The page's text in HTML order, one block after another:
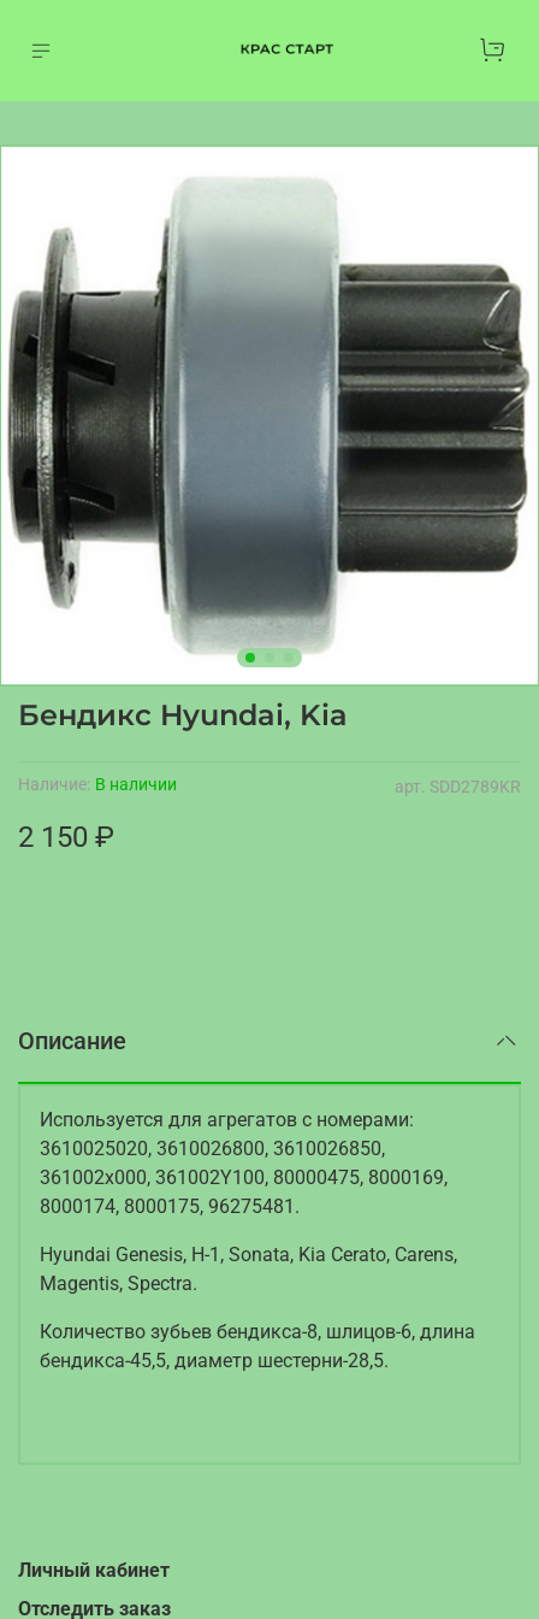
арт. SDD2789KR
Наличие: В наличии
Бендикс Hyundai, Kia
2 150 ₽
Описание
Используется для агрегатов с номерами:
3610025020, 3610026800, 3610026850,
361002x000, 361002Y100, 80000475, 8000169,
8000174, 8000175, 96275481.
Hyundai Genesis, H-1, Sonata, Kia Cerato, Carens,
Magentis, Spectra.
Количество зубьев бендикса-8, шлицов-6, длина
бендикса-45,5, диаметр шестерни-28,5.
Личный кабинет
Отследить заказ